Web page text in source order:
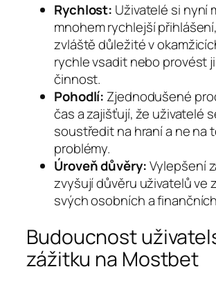
Rychlost: Uživatelé si nyní
mnohem rychlejší
zvláště důležité v
rychle vsadit nebo provést
činnost.
Pohodlí: Zjednodušené
čas a zajišťují, že uživatelé
soustředit na hraní a ne na
problémy.
Úroveň důvěry:Vylepšení
zvyšují důvěru uživatelů ve
svých osobních a
Budoucnost
zážitku na Mostbet